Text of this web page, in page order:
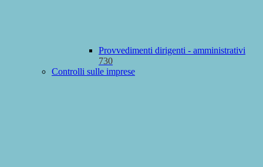
Provvedimenti dirigenti - amministrativi
730
Controlli sulle imprese